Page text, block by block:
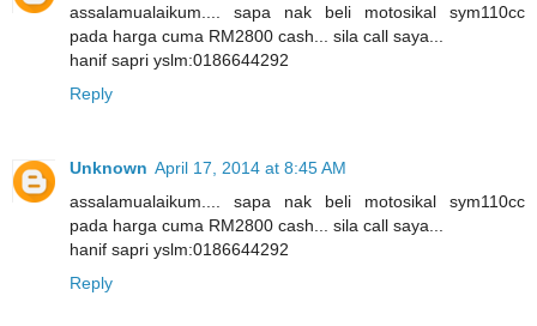
assalamualaikum.... sapa nak beli motosikal sym110cc
pada harga cuma RM2800 cash... sila call saya...
hanif sapri yslm:0186644292
Reply
Unknown April 17, 2014 at 8:45 AM
assalamualaikum.... sapa nak beli motosikal sym110cc
pada harga cuma RM2800 cash... sila call saya...
hanif sapri yslm:0186644292
Reply